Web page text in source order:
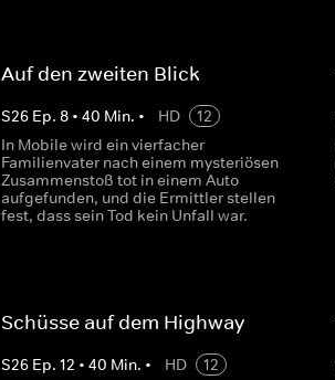
Auf den zweiten Blick
S26 Ep. 8• 40 Min. • HD
12
In Mobile wird ein vierfacher
Familienvater nach einem mysteriösen
Zusammenstoß tot in einem Auto
aufgefunden, und die Ermittler stellen
fest, dass sein Tod kein Unfall war.
Schüsse auf dem Highway
S26 Ep. 12 • 40 Min. • HD
12